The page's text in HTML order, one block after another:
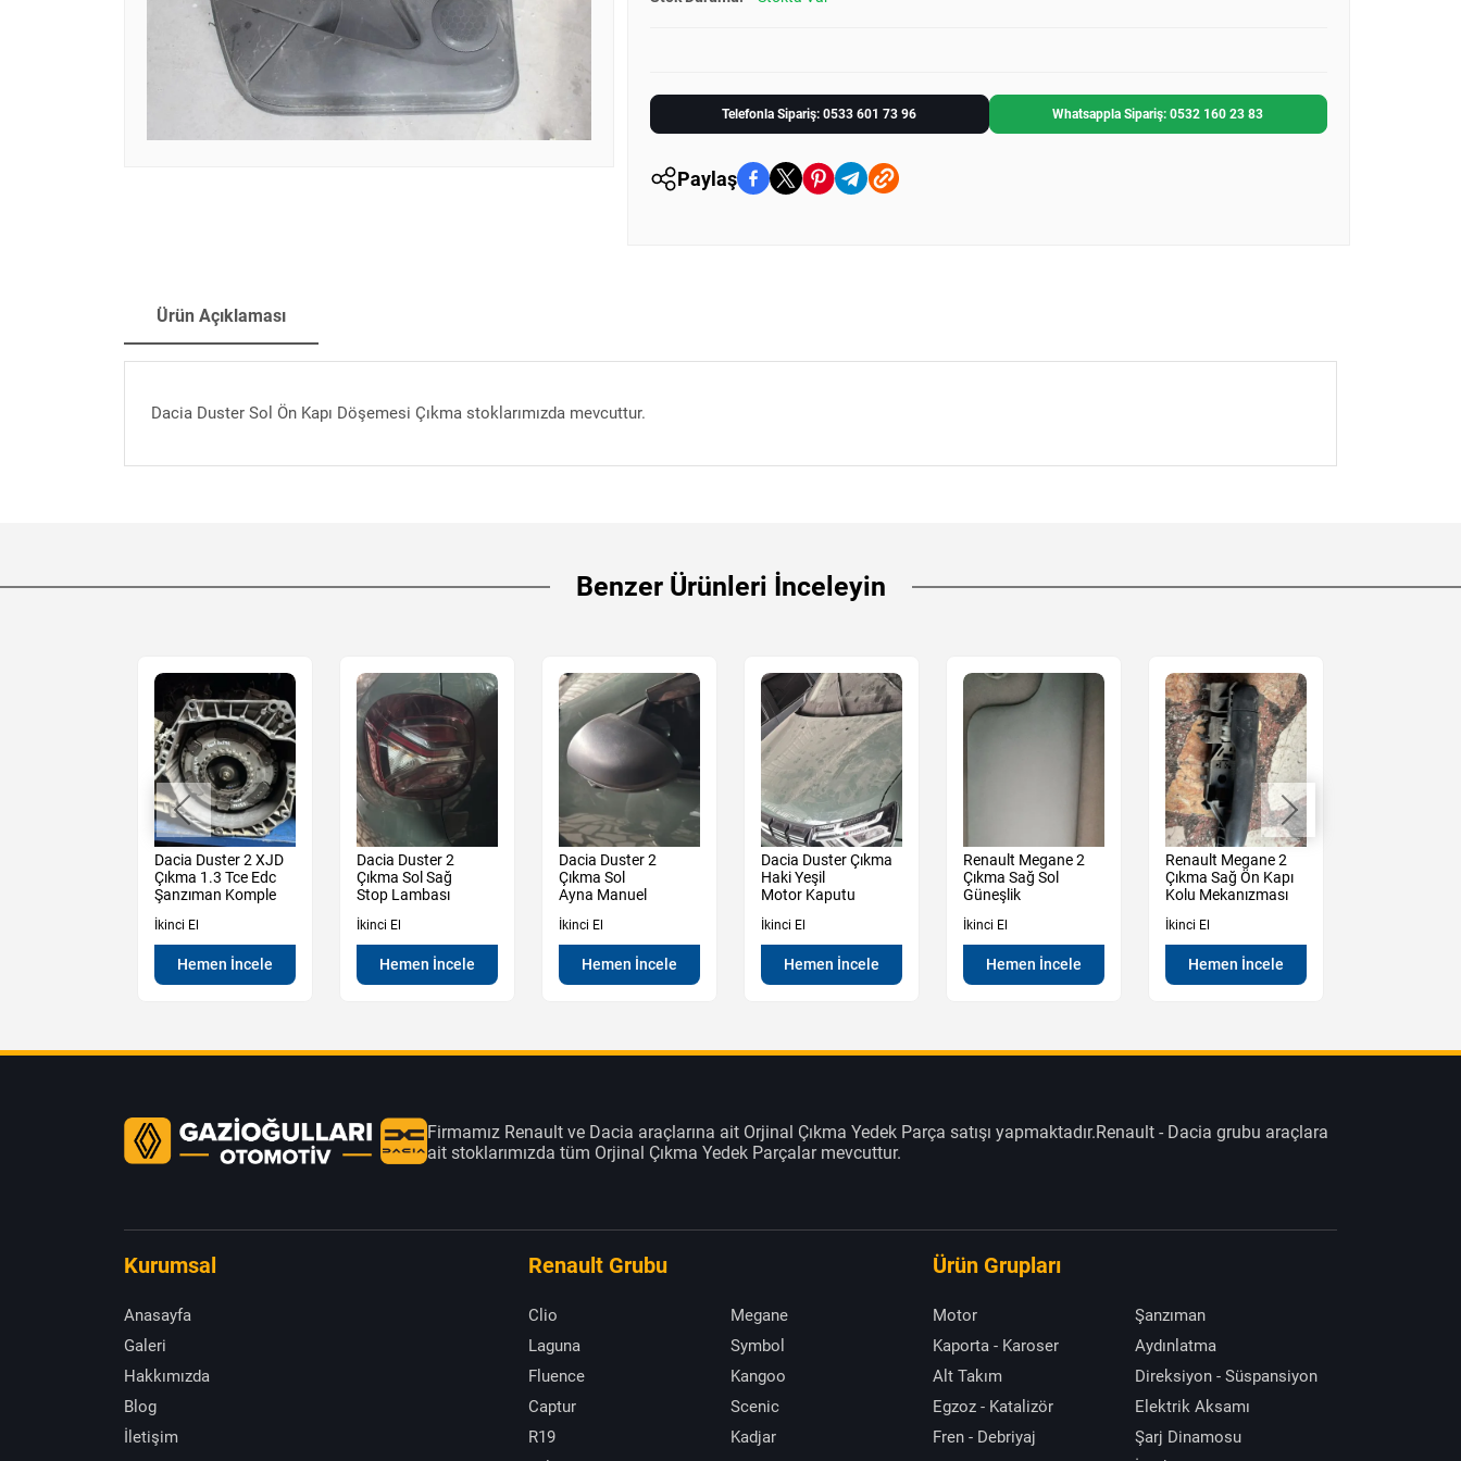
Telefonla Sipariş: 0533 601 73 96 Whatsappla Sipariş: 0532 160 23 83
Paylaş
Ürün Açıklaması
Dacia Duster Sol Ön Kapı Döşemesi Çıkma stoklarımızda mevcuttur.
Benzer Ürünleri İnceleyin
Dacia Duster 2 XJD
Çıkma 1.3 Tce Edc
Şanzıman Komple
İkinci El
Hemen İncele
Dacia Duster 2
Çıkma Sol Sağ
Stop Lambası
İkinci El
Hemen İncele
Dacia Duster 2
Çıkma Sol
Ayna Manuel
İkinci El
Hemen İncele
Dacia Duster Çıkma
Haki Yeşil
Motor Kaputu
İkinci El
Hemen İncele
Renault Megane 2
Çıkma Sağ Sol
Güneşlik
İkinci El
Hemen İncele
Renault Megane 2
Çıkma Sağ Ön Kapı
Kolu Mekanızması
İkinci El
Hemen İncele
Firmamız Renault ve Dacia araçlarına ait Orjinal Çıkma Yedek Parça satışı yapmaktadır.Renault - Dacia grubu araçlara
ait stoklarımızda tüm Orjinal Çıkma Yedek Parçalar mevcuttur.
Kurumsal
Anasayfa
Galeri
Hakkımızda
Blog
İletişim
Renault Grubu
Clio
Megane
Laguna
Symbol
Fluence
Kangoo
Captur
Scenic
R19
Kadjar
Ürün Grupları
Motor
Şanzıman
Kaporta - Karoser
Aydınlatma
Alt Takım
Direksiyon - Süspansiyon
Egzoz - Katalizör
Elektrik Aksamı
Fren - Debriyaj
Şarj Dinamosu